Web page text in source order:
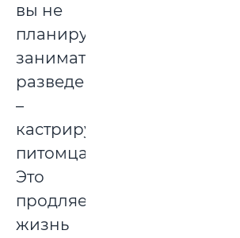
вы не
планируете
заниматься
разведением
–
кастрируйте
питомца.
Это
продляет
жизнь